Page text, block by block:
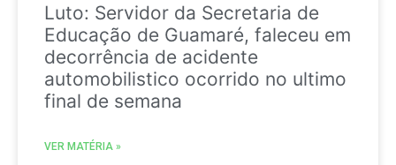
Luto: Servidor da Secretaria de
Educação de Guamaré, faleceu em
decorrência de acidente
automobilistico ocorrido no ultimo
final de semana
VER MATÉRIA »